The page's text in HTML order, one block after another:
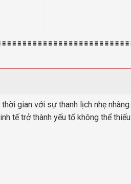
gian với sự thanh lịch nhẹ
tế trở thành yếu tố không thể thiếu